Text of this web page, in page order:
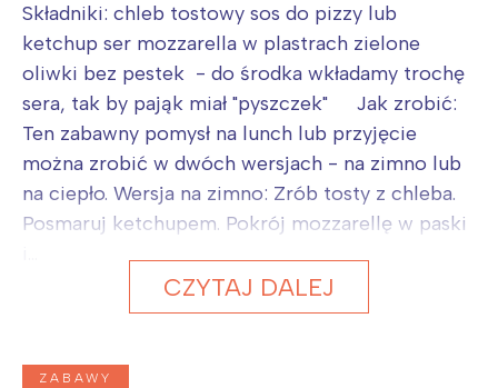
Składniki: chleb tostowy sos do pizzy lub
ketchup ser mozzarella w plastrach zielone
oliwki bez pestek - do środka wkładamy trochę
sera, tak by pająk miał "pyszczek" Jak zrobić:
Ten zabawny pomysł na lunch lub przyjęcie
można zrobić w dwóch wersjach - na zimno lub
na ciepło. Wersja na zimno: Zrób tosty z chleba.
Posmaruj ketchupem. Pokrój mozzarellę w paski
CZYTAJ DALEJ
ZABAWY